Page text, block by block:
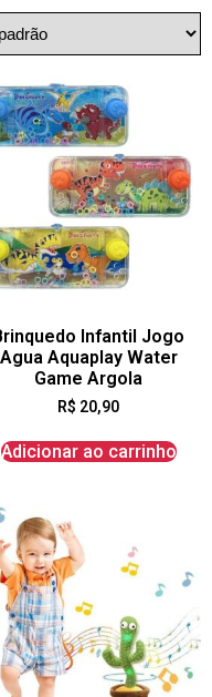
Infantil Jogo
Agua Aquaplay Water
Game Argola
R$ 20,90
Adicionar ao carrinho